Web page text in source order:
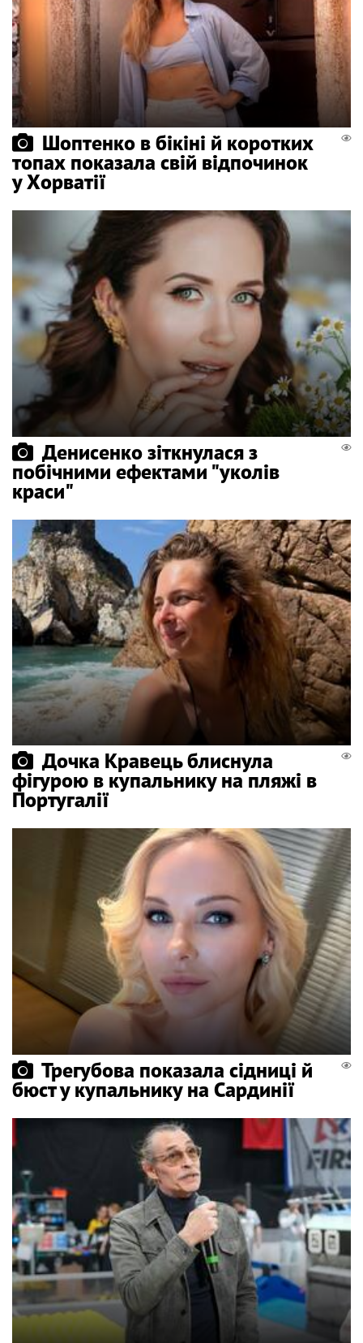
Шоптенко в бікіні й коротких
топах показала свій відпочинок
у Хорватії
Денисенко зіткнулася з
побічними ефектами "уколів
краси"
Дочка Кравець блиснула
фігурою в купальнику на пляжі в
Португалії
Трегубова показала сідниці й
бюст у купальнику на Сардинії